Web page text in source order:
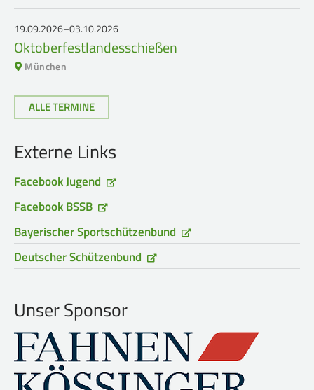
19.09.2026–03.10.2026
Oktoberfestlandesschießen
München
ALLE TERMINE
Externe Links
Facebook Jugend
Facebook BSSB
Bayerischer Sportschützenbund
Deutscher Schützenbund
Unser Sponsor